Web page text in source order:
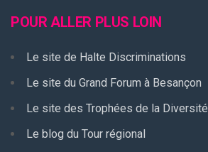
POUR ALLER PLUS LOIN
Le site de Halte Discriminations
Le site du Grand Forum à Besançon
Le site des Trophées de la Diversité
Le blog du Tour régional